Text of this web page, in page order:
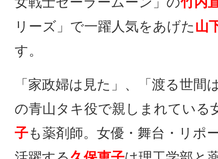
リーズ」で一躍人気をあげた山
す。
「家政婦は見た」、「渡る世間
の青山タキ役で親しまれている
子も薬剤師。女優・舞台・リポ